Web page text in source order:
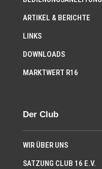
ARTIKEL & BERICHTE
LINKS
DOWNLOADS
MARKTWERT R16
Der Club
WIR ÜBER UNS
SATZUNG CLUB 16 E.V.